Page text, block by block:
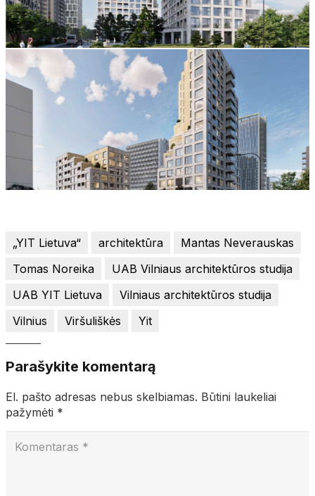
„YIT Lietuva“ architektūra
Mantas Neverauskas
Tomas Noreika
UAB Vilniaus architektūros studija
UAB YIT Lietuva
Vilniaus architektūros studija
Vilnius
Viršuliškės Yit
Parašykite komentarą
El. pašto adresas nebus skelbiamas. Būtini laukeliai
pažymėti *